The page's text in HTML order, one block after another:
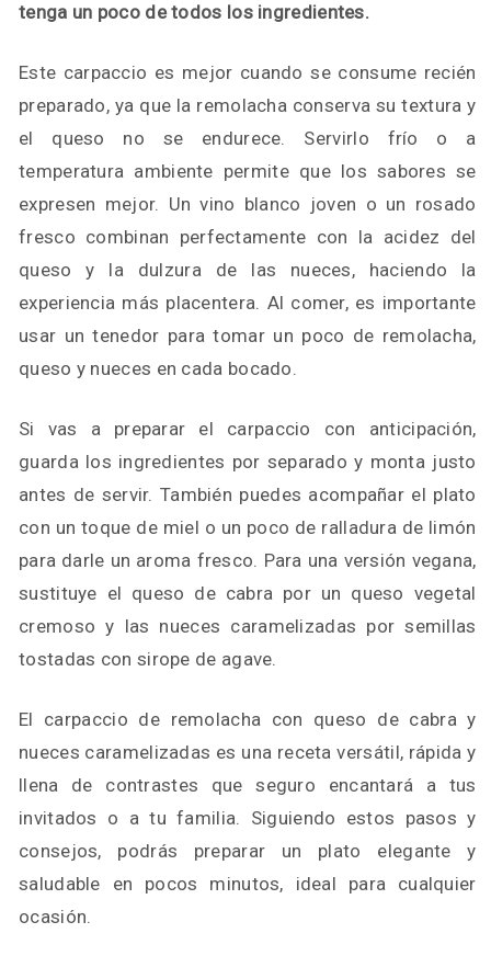
tenga un poco de todos los ingredientes.
Este carpaccio es mejor cuando se consume recién
preparado, ya que la remolacha conserva su textura y
el queso no se endurece. Servirlo frío o a
temperatura ambiente permite que los sabores se
expresen mejor. Un vino blanco joven o un rosado
fresco combinan perfectamente con la acidez del
queso y la dulzura de las nueces, haciendo la
experiencia más placentera. Al comer, es importante
usar un tenedor para tomar un poco de remolacha,
queso y nueces en cada bocado.
Si vas a preparar el carpaccio con anticipación,
guarda los ingredientes por separado y monta justo
antes de servir. También puedes acompañar el plato
con un toque de miel o un poco de ralladura de limón
para darle un aroma fresco. Para una versión vegana,
sustituye el queso de cabra por un queso vegetal
cremoso y las nueces caramelizadas por semillas
tostadas con sirope de agave.
El carpaccio de remolacha con queso de cabra y
nueces caramelizadas es una receta versátil, rápida y
llena de contrastes que seguro encantará a tus
invitados o a tu familia. Siguiendo estos pasos y
consejos, podrás preparar un plato elegante y
saludable en pocos minutos, ideal para cualquier
ocasión.